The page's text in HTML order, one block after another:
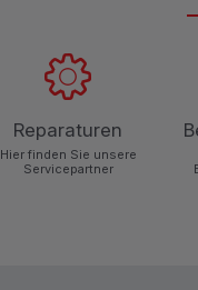
Reparaturen
Hier finden Sie unsere
Servicepartner